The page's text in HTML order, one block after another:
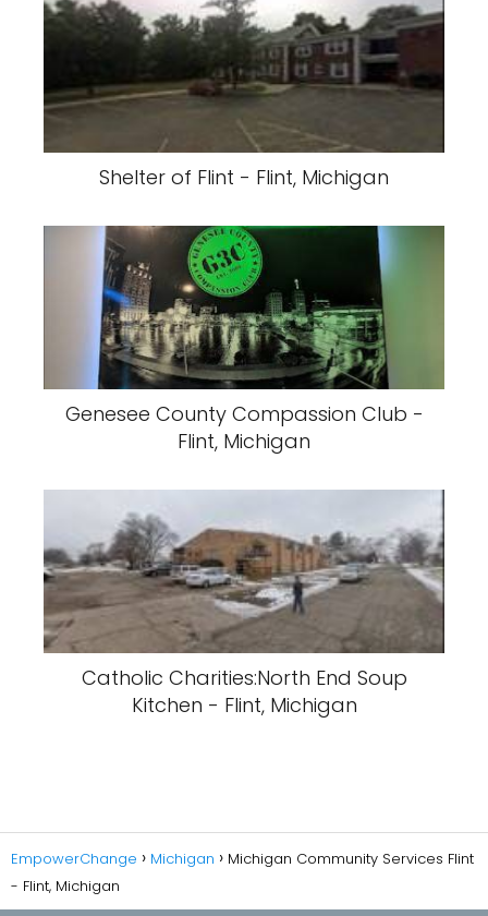
Shelter of Flint - Flint, Michigan
Genesee County Compassion Club -
Flint, Michigan
Catholic Charities:North End Soup
Kitchen - Flint, Michigan
EmpowerChange Michigan
Michigan Community Services Flint
- Flint, Michigan